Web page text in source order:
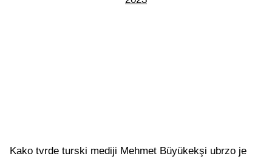
Kako tvrde turski mediji Mehmet Büyükekşi ubrzo je